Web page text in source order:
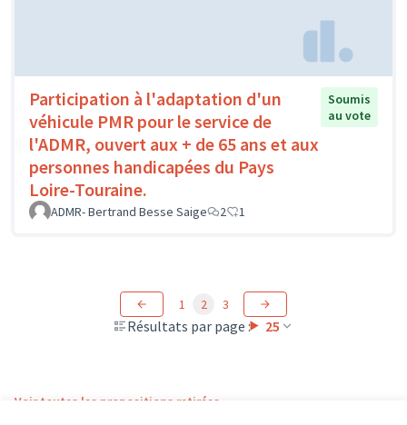
Participation à l'adaptation d'un
véhicule PMR pour le service de
l'ADMR, ouvert aux + de 65 ans et aux
personnes handicapées du Pays
Loire-Touraine.
Soumis
au vote
ADMR- Bertrand Besse Saige 2 1
Résultats par page : 25
1 2 3
Voir toutes les propositions retirées